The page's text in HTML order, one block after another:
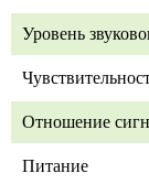
Уровень
Отношение
Питание